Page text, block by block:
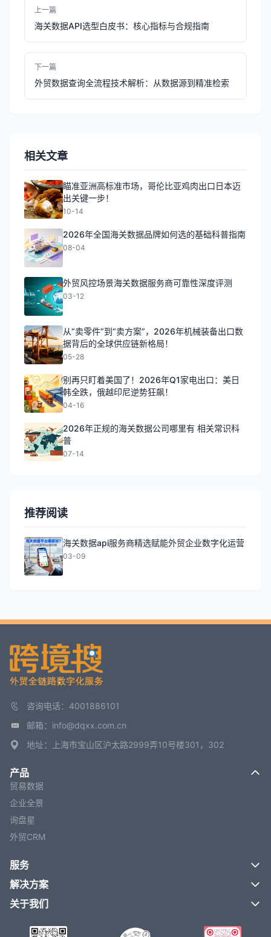
上一篇
海关数据API选型白皮书：核心指标与合规指南
下一篇
外贸数据查询全流程技术解析：从数据源到精准检索
相关文章
瞄准亚洲高标准市场，哥伦比亚鸡肉出口日本迈
出关键一步！
10-14
2026年全国海关数据品牌如何选的基础科普指南
08-04
外贸风控场景海关数据服务商可靠性深度评测
03-12
从“卖零件”到“卖方案”，2026年机械装备出口数
据背后的全球供应链新格局！
05-28
别再只盯着美国了！2026年Q1家电出口：美日
韩全跌，俄越印尼逆势狂飙！
04-16
2026年正规的海关数据公司哪里有 相关常识科
普
07-14
推荐阅读
海关数据api服务商精选赋能外贸企业数字化运营
03-09
咨询电话：4001886101
邮箱：info@dqxx.com.cn
地址：上海市宝山区沪太路2999弄10号楼301，302
产品
贸易数据
企业全景
询盘星
外贸CRM
服务
解决方案
关于我们